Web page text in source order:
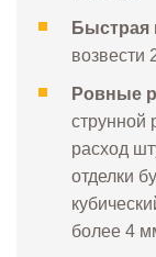
Быстрая
возвести
Ровные
струнной
расход
отделки
более 4